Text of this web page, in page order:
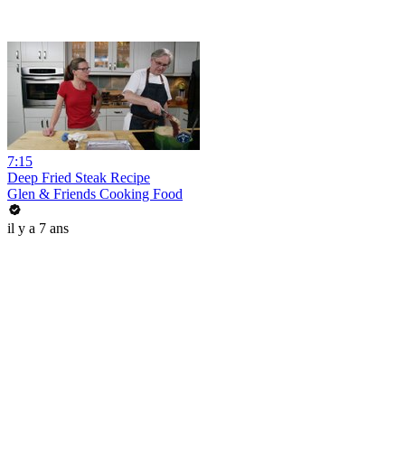
7:15
Deep Fried Steak Recipe
Glen & Friends Cooking Food
il y a 7 ans